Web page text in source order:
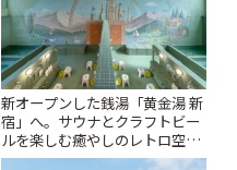
新オープンした銭湯「黄金湯 新
宿」へ。サウナとクラフトビー
ルを楽しむ癒やしのレトロ空間
| ことりっぷ